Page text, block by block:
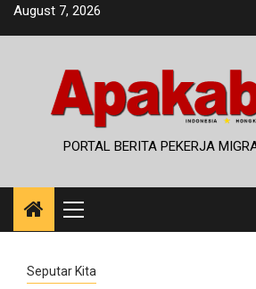
SkipAugust 7, 2026
PORTAL BERITA PEKERJA
Primary
Menu
Seputar Kita